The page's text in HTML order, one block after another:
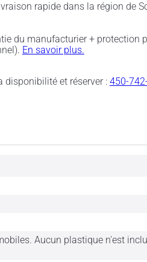
rapide dans la région de
du manufacturier + protection
En savoir plus.
disponibilité et réserver : 450-
Aucun plastique n'est